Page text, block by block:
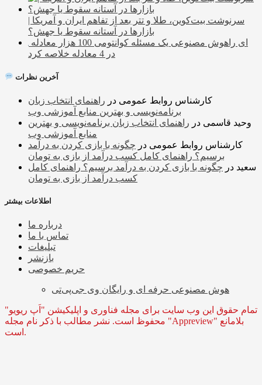
سرنوشت بیت‌کوین، طلا و تتر بعد از تفاهم ایران و آمریکا |
بازارها در آستانه سقوط یا جهش؟
هوش مصنوعی یک مسئله کوانتومی 100 هزار معادله‌‎ای را
در 4 معادله خلاصه کرد
آخرین نظرات
کارشناس روابط عمومی در راهنمای انتخاب زبان
برنامه‌نویسی و بهترین منابع آموزشی وب
وحید قاسمی در راهنمای انتخاب زبان برنامه‌نویسی و بهترین
منابع آموزشی وب
کارشناس روابط عمومی در چگونه با بازی کردن به درآمد
برسیم؟ راهنمای کامل کسب درآمد از بازی به تومان
سعید در چگونه با بازی کردن به درآمد برسیم؟ راهنمای کامل
کسب درآمد از بازی به تومان
اطلاعات بیشتر
درباره ما
تماس با ما
تبلیغات
بازنشر
حریم خصوصی
هوش مصنوعی حرفه ای و رایگان وی جی‌پی‌تی
تمام حقوق این وب سایت برای مجله فناوری و اپلیکیشن "اَپ ریویو"
محفوظ است. نشر مطالب با ذکر نام مجله "Appreview" بلامانع
است.